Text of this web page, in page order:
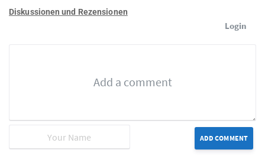
Diskussionen und Rezensionen
Login
ADD COMMENT